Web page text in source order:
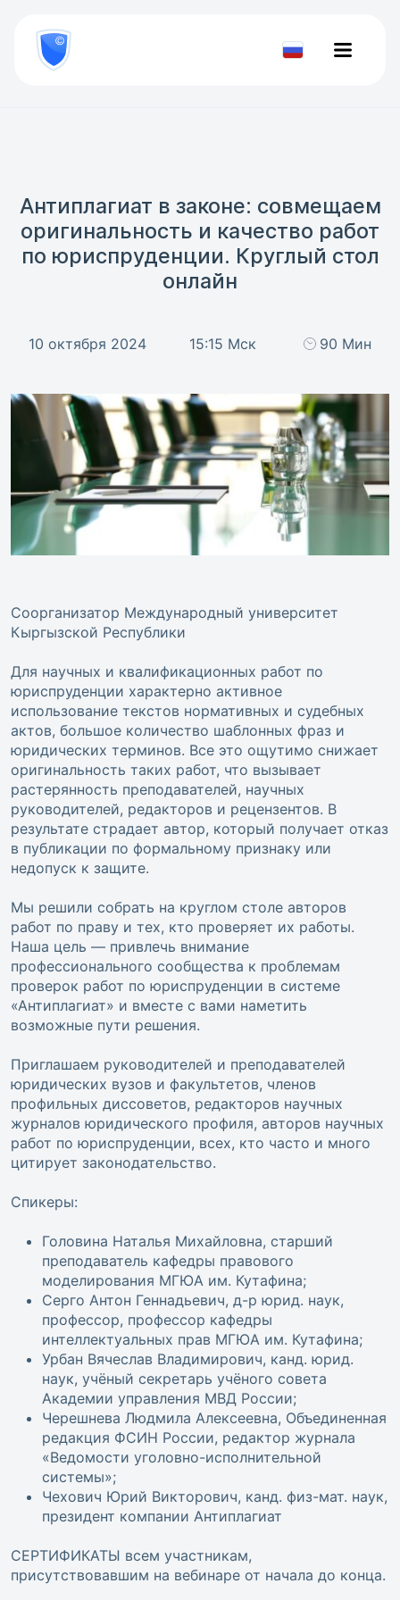
800
777-
81-Проверить
Антиплагиат в законе: совмещаем
оригинальность и качество работ
по юриспруденции. Круглый стол
онлайн
10 октября 2024 15:15 Мск 90 Мин
Соорганизатор Международный университет
Кыргызской Республики
Для научных и квалификационных работ по
юриспруденции характерно активное
использование текстов нормативных и судебных
актов, большое количество шаблонных фраз и
юридических терминов. Все это ощутимо снижает
оригинальность таких работ, что вызывает
растерянность преподавателей, научных
руководителей, редакторов и рецензентов. В
результате страдает автор, который получает отказ
в публикации по формальному признаку или
недопуск к защите.
Мы решили собрать на круглом столе авторов
работ по праву и тех, кто проверяет их работы.
Наша цель — привлечь внимание
профессионального сообщества к проблемам
проверок работ по юриспруденции в системе
«Антиплагиат» и вместе с вами наметить
возможные пути решения.
Приглашаем руководителей и преподавателей
юридических вузов и факультетов, членов
профильных диссоветов, редакторов научных
журналов юридического профиля, авторов научных
работ по юриспруденции, всех, кто часто и много
цитирует законодательство.
Спикеры:
Головина Наталья Михайловна, старший
преподаватель кафедры правового
моделирования МГЮА им. Кутафина;
Серго Антон Геннадьевич, д-р юрид. наук,
профессор, профессор кафедры
интеллектуальных прав МГЮА им. Кутафина;
Урбан Вячеслав Владимирович, канд. юрид.
наук, учёный секретарь учёного совета
Академии управления МВД России;
Черешнева Людмила Алексеевна, Объединенная
редакция ФСИН России, редактор журнала
«Ведомости уголовно-исполнительной
системы»;
Чехович Юрий Викторович, канд. физ-мат. наук,
президент компании Антиплагиат
СЕРТИФИКАТЫ всем участникам,
присутствовавшим на вебинаре от начала до конца.